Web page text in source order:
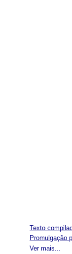
Ver mais...
Texto
Promulgação